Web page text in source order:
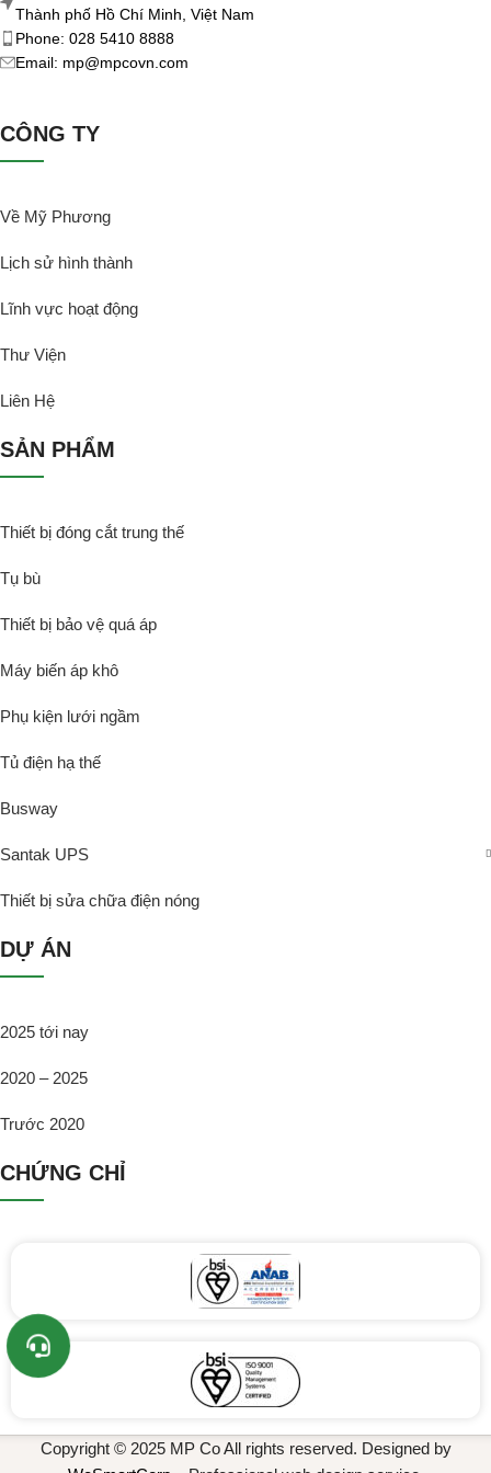
Thành phố Hồ Chí Minh, Việt Nam
Phone: 028 5410 8888
Email: mp@mpcovn.com
CÔNG TY
Về Mỹ Phương
Lịch sử hình thành
Lĩnh vực hoạt động
Thư Viện
Liên Hệ
SẢN PHẨM
Thiết bị đóng cắt trung thế
Tụ bù
Thiết bị bảo vệ quá áp
Máy biến áp khô
Phụ kiện lưới ngầm
Tủ điện hạ thế
Busway
Santak UPS
Thiết bị sửa chữa điện nóng
DỰ ÁN
2025 tới nay
2020 – 2025
Trước 2020
CHỨNG CHỈ
Copyright © 2025 MP Co All rights reserved. Designed by